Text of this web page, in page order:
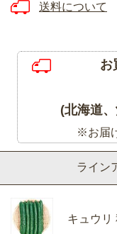
ライ
キュウリ
送料について
お
(北海道
※お届